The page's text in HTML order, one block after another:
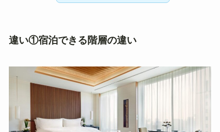
違い①宿泊できる階層の違い